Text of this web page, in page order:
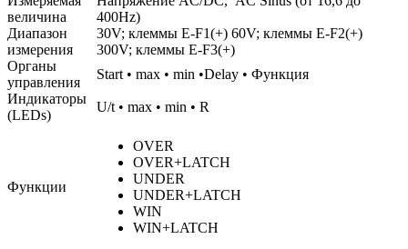
величина
400Hz)
Диапазон
измерения
30V; клеммы E-F1(+) 60V; клеммы E-F2(+)
300V; клеммы E-F3(+)
Органы
управления
Start • max • min •Delay • Функция
Индикаторы
(LEDs)
U/t • max • min • R
Функции
OVER
OVER+LATCH
UNDER
UNDER+LATCH
WIN
WIN+LATCH